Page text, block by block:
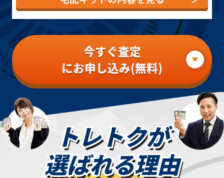
￥8,700 ￥8,700 ￥8,700
買取価格
光 TTP1-JP003
プリズマティック
シークレット
買取価格
ラレル
買取価格
￥7,700
マルチャミー・フ
ワロス LOCH-
JP047 プリズマ
ティックシークレ
ット
青眼の白龍
QCCP-JP001 ア
ルティメット
ア CF01-JPS04
クォーターセンチ
ュリーシークレッ
ト
ブラック・マジシ
ャン・ガール(原
作絵) QCAC-
JP019 クォータ
ーセンチュリーシ
ークレット
今すぐ査定
にお申し込み(無料)
トレトクが
選ばれる理由